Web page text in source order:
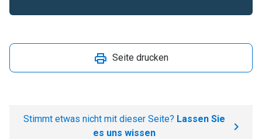
Seite drucken
Stimmt etwas nicht mit dieser Seite? Lassen Sie
es uns wissen